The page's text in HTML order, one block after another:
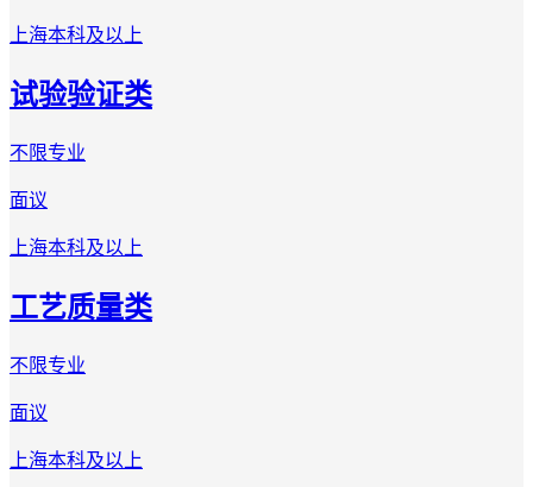
上海本科及以上
试验验证类
不限专业
面议
上海本科及以上
工艺质量类
不限专业
面议
上海本科及以上